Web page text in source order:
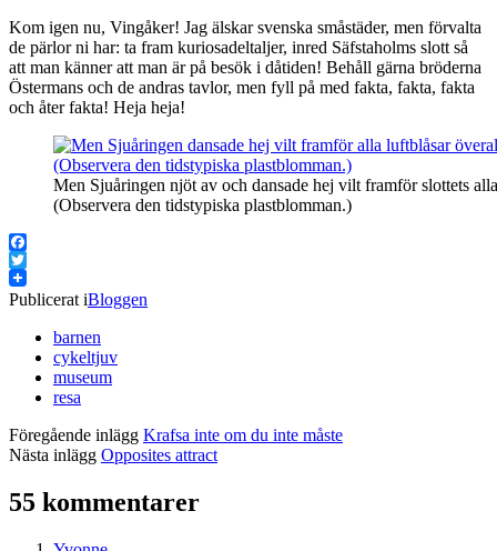
Kom igen nu, Vingåker! Jag älskar svenska småstäder, men förvalta
de pärlor ni har: ta fram kuriosadeltaljer, inred Säfstaholms slott så
att man känner att man är på besök i dåtiden! Behåll gärna bröderna
Östermans och de andras tavlor, men fyll på med fakta, fakta, fakta
och åter fakta! Heja heja!
Men Sjuåringen njöt av och dansade hej vilt framför slottets
(Observera den tidstypiska plastblomman.)
Facebook
Twitter
Publicerat iBloggen
barnen
cykeltjuv
museum
resa
Föregående inlägg Krafsa inte om du inte måste
Nästa inlägg Opposites attract
55 kommentarer